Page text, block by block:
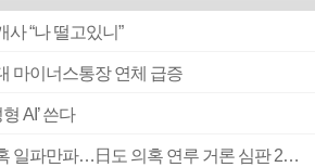
“나 떨고있니”
마이너스통장 연체 급증
AI’ 쓴다
■ 축구협회 ‘성 접대’ 의혹 일파만파…日도 의혹 연루 거론 심판 2명 조사